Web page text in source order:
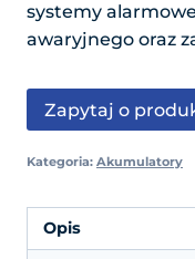
systemy
awaryjnego oraz
Zapytaj o
Kategoria: Akumulatory
Opis